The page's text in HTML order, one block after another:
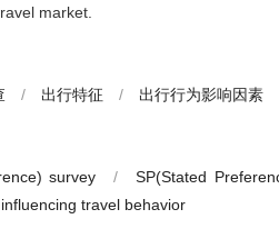
market.
/ 出行特征 / 出行行为影响因素
survey /
SP(Stated
travel behavior